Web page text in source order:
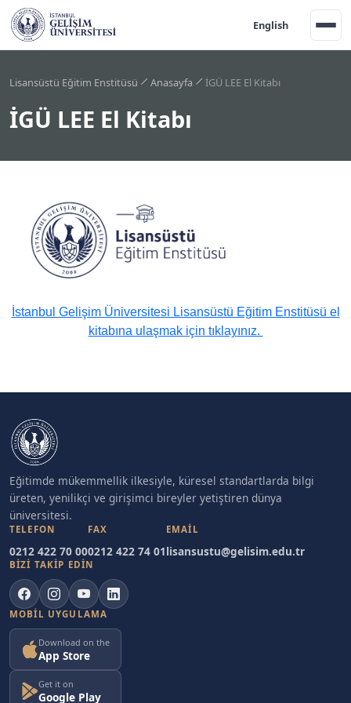
English
Lisansüstü Eğitim Enstitüsü Anasayfa İGÜ LEE El Kitabı
İGÜ LEE El Kitabı
İstanbul Gelişim Üniversitesi Lisansüstü Eğitim Enstitüsü el
kitabına ulaşmak için tıklayınız.
Eğitimde mükemmellik ilkesiyle, küresel standartlarda bilgi
üreten, yenilikçi ve girişimci bireyler yetiştiren dünya
üniversitesi.
TELEFON
0212 422 70 00
FAX
0212 422 74 01
EMAIL
lisansustu@gelisim.edu.tr
BİZİ TAKİP EDİN
MOBIL UYGULAMA
Download on the
App Store
Get it on
Google Play